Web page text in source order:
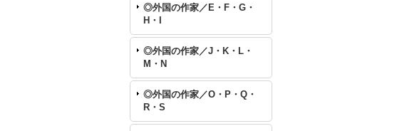
◎外国の作家／E・F・G・
H・I
◎外国の作家／J・K・L・
M・N
◎外国の作家／O・P・Q・
R・S